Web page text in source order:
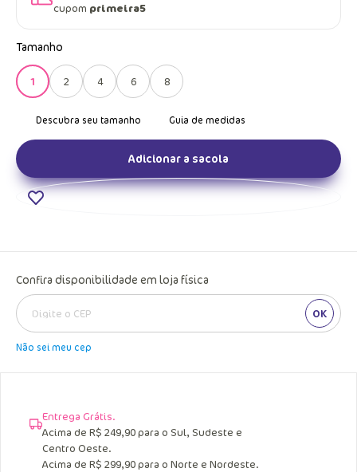
cupom primeira5
Tamanho
1 2 4 6 8
Adicionar a sacola
Confira disponibilidade em loja física
OK
Não sei meu cep
Entrega Grátis.
Acima de R$ 249,90 para o Sul, Sudeste e
Centro Oeste.
Acima de R$ 299,90 para o Norte e Nordeste.